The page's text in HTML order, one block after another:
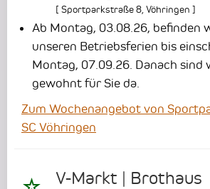
[ Sportparkstraße 8 Vöhringen ]
Ab Montag, 03.08.26, befinden
unseren Betriebsferien bis
Montag, 07.09.26. Danach sind
gewohnt für Sie da.
Zum Wochenangebot von
SC Vöhringen
V-Markt | Brothaus